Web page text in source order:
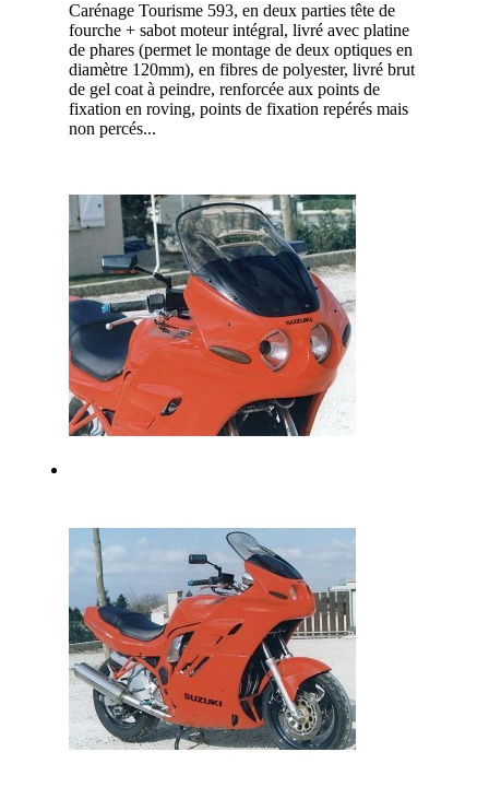
Carénage Tourisme 593, en deux parties tête de
fourche + sabot moteur intégral, livré avec platine
de phares (permet le montage de deux optiques en
diamètre 120mm), en fibres de polyester, livré brut
de gel coat à peindre, renforcée aux points de
fixation en roving, points de fixation repérés mais
non percés...